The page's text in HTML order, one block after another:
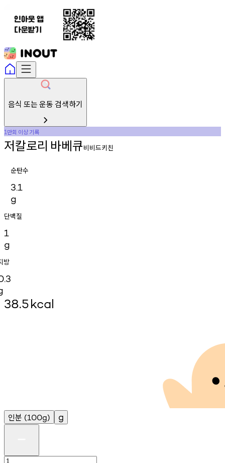
음식 또는 운동 검색하기
1만회 이상기록
저칼로리 바베큐비비드키친
순탄수
3.1
g
단백질
1
g
방
38.5kcal
인분 (100g) g